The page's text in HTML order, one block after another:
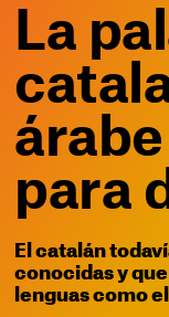
La
para
El catalán
conocidas y
lenguas como